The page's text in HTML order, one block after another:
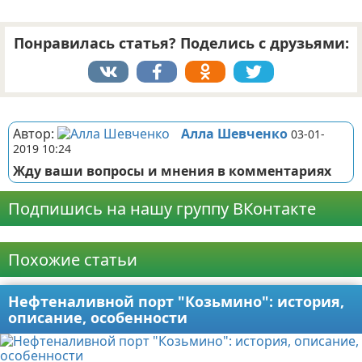
Понравилась статья? Поделись с друзьями:
Автор: Алла Шевченко 03-01-
2019 10:24
Жду ваши вопросы и мнения в комментариях
Подпишись на нашу группу ВКонтакте
Похожие статьи
Нефтеналивной порт "Козьмино": история,
описание, особенности